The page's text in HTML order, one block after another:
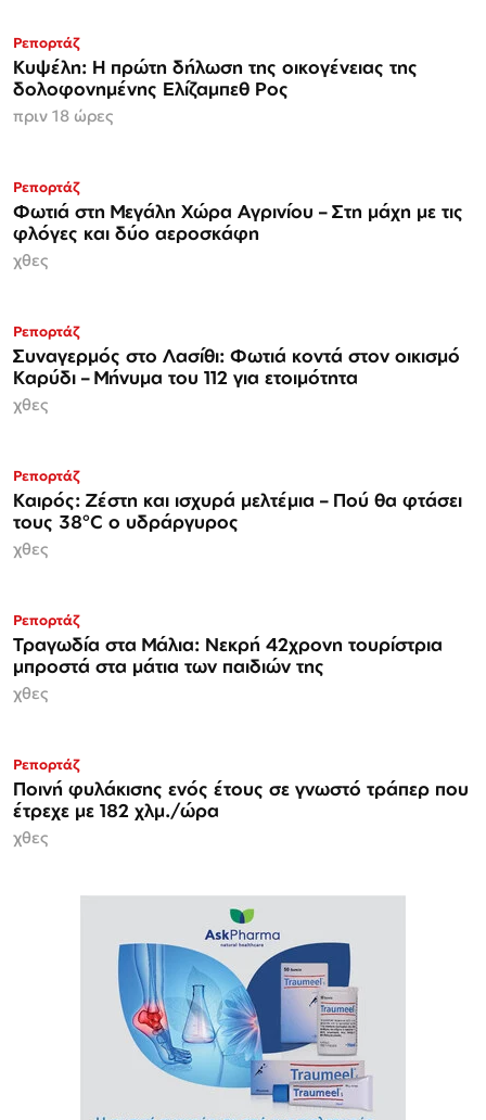
Ρεπορτάζ
Κυψέλη: Η πρώτη δήλωση της οικογένειας της
δολοφονημένης Ελίζαμπεθ Ρος
πριν 18 ώρες
Ρεπορτάζ
Φωτιά στη Μεγάλη Χώρα Αγρινίου – Στη μάχη με τις
φλόγες και δύο αεροσκάφη
χθες
Ρεπορτάζ
Συναγερμός στο Λασίθι: Φωτιά κοντά στον οικισμό
Καρύδι – Μήνυμα του 112 για ετοιμότητα
χθες
Ρεπορτάζ
Καιρός: Ζέστη και ισχυρά μελτέμια – Πού θα φτάσει
τους 38°C ο υδράργυρος
χθες
Ρεπορτάζ
Τραγωδία στα Μάλια: Νεκρή 42χρονη τουρίστρια
μπροστά στα μάτια των παιδιών της
χθες
Ρεπορτάζ
Ποινή φυλάκισης ενός έτους σε γνωστό τράπερ που
έτρεχε με 182 χλμ./ώρα
χθες